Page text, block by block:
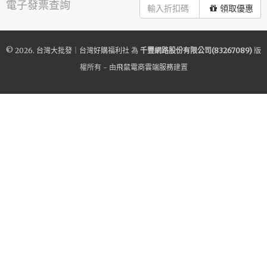
電子發票查詢
領取優惠
© 2026. 台灣大批發｜台灣好購福利社 為 千豐網路股份有限公司(83267089) 版
權所有 - 由飛鼠電商雲端服務建置